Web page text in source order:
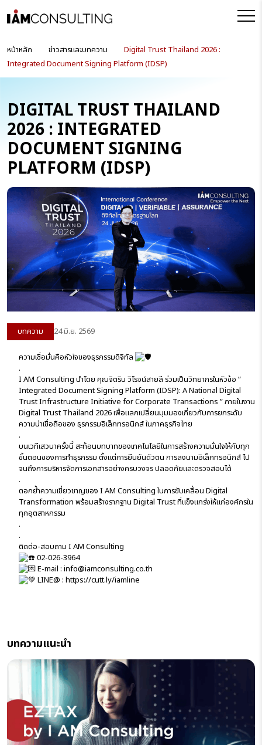
หน้าหลัก ข่าวสารและบทความ
Digital Trust Thailand 2026 :
Integrated Document Signing Platform (IDSP)
DIGITAL TRUST THAILAND
2026 : INTEGRATED
DOCUMENT SIGNING
PLATFORM (IDSP)
บทความ 24 มิ.ย. 2569
ความเชื่อมั่นคือหัวใจของธุรกรรมดิจิทัล
.
I AM Consulting นำโดย คุณจิตริน วิโรจน์สายลี ร่วมเป็นวิทยากรในหัวข้อ “
Integrated Document Signing Platform (IDSP): A National Digital
Trust Infrastructure Initiative for Corporate Transactions ” ภายในงาน
Digital Trust Thailand 2026 เพื่อแลกเปลี่ยนมุมมองเกี่ยวกับการยกระดับ
ความน่าเชื่อถือของ ธุรกรรมอิเล็กทรอนิกส์ ในภาคธุรกิจไทย
.
บนเวทีเสวนาครั้งนี้ สะท้อนบทบาทของเทคโนโลยีในการสร้างความมั่นใจให้กับทุก
ขั้นตอนของการทำธุรกรรม ตั้งแต่การยืนยันตัวตน การลงนามอิเล็กทรอนิกส์ ไป
จนถึงการบริหารจัดการเอกสารอย่างครบวงจร ปลอดภัยและตรวจสอบได้
.
ตอกย้ำความเชี่ยวชาญของ I AM Consulting ในการขับเคลื่อน Digital
Transformation พร้อมสร้างรากฐาน Digital Trust ที่แข็งแกร่งให้แก่องค์กรใน
ทุกอุตสาหกรรม
.
.
ติดต่อ-สอบถาม I AM Consulting
02-026-3964
E-mail : info@iamconsulting.co.th
LINE@ : https://cutt.ly/iamline
บทความแนะนำ